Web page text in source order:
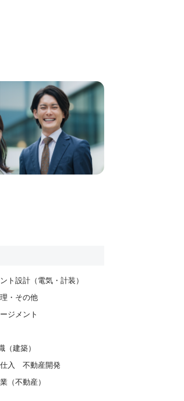
ト設計（電気・計装）
・その他
ジメント
（建築）
入
不動産開発
（不動産）